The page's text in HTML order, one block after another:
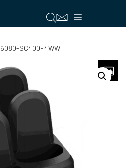
Menú
SC400F4WW